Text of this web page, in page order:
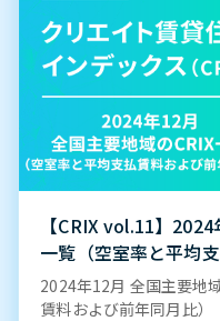
【CRIX vol.11】
一覧（空室率と平均
2024年12月 全国主要地
賃料および前年同月比）